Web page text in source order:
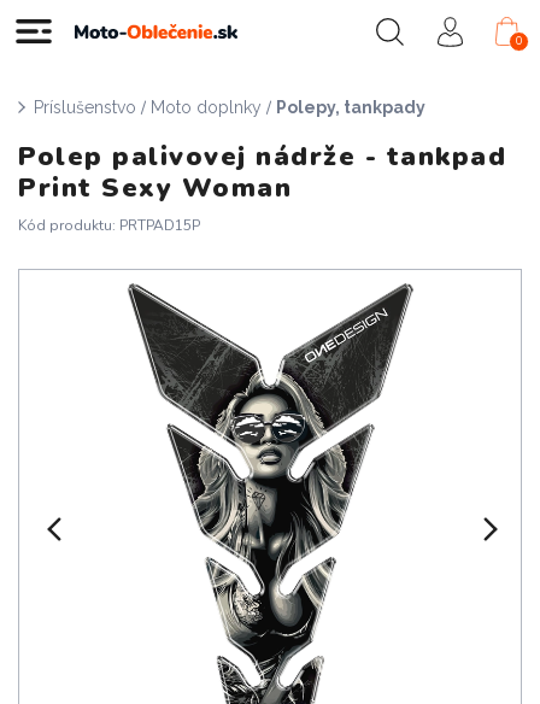
0
Príslušenstvo / Moto doplnky / Polepy, tankpady
Polep palivovej nádrže - tankpad
Print Sexy Woman
Kód produktu: PRTPAD15P